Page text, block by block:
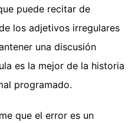
puede recitar de
los adjetivos irregulares
una discusión
es la mejor de la historia
programado.
que el error es un